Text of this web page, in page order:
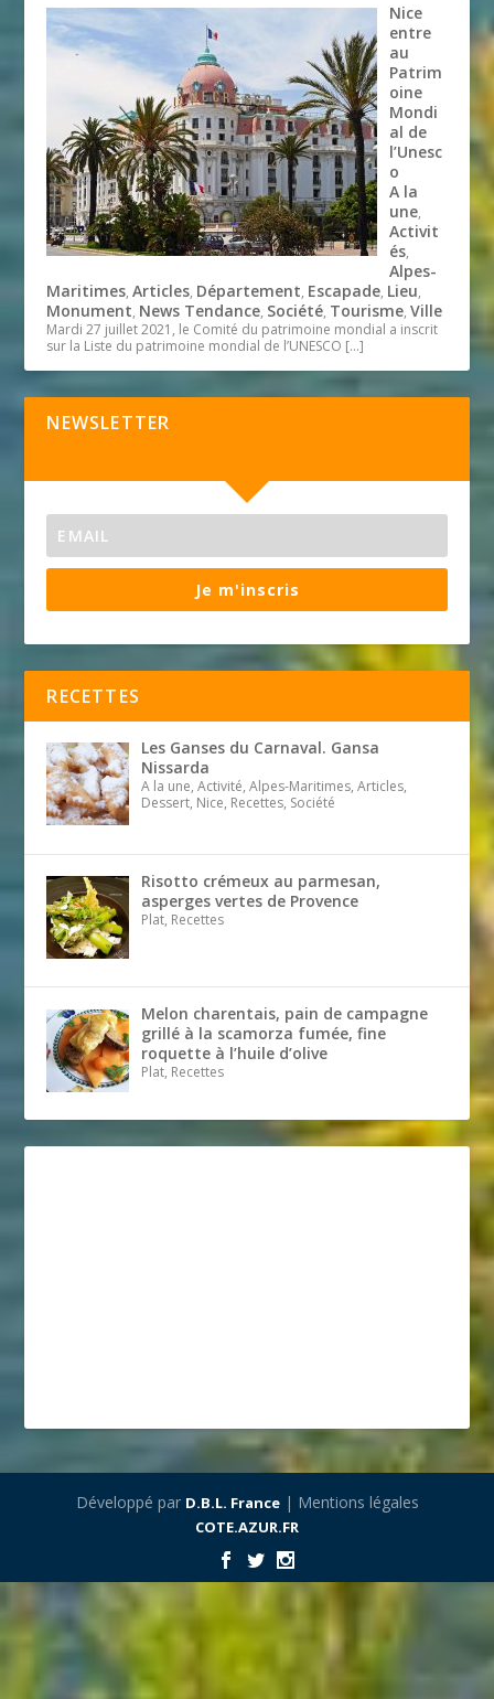
Nice
entre
au
Patrim
oine
Mondi
al de
l’Unesc
o
A la
une,
Activit
és,
Alpes-
Maritimes,Articles, Département, Escapade, Lieu,
Monument, News Tendance, Société, Tourisme,Ville
Mardi 27 juillet 2021, le Comité du patrimoine mondial a inscrit
sur la Liste du patrimoine mondial de l’UNESCO […]
NEWSLETTER
Je m'inscris
RECETTES
Les Ganses du Carnaval. Gansa
Nissarda
A la une, Activité, Alpes-Maritimes, Articles,
Dessert, Nice, Recettes, Société
Risotto crémeux au parmesan,
asperges vertes de Provence
Plat, Recettes
Melon charentais, pain de campagne
grillé à la scamorza fumée, fine
roquette à l’huile d’olive
Plat, Recettes
Développé par D.B.L. France| Mentions légales
COTE.AZUR.FR